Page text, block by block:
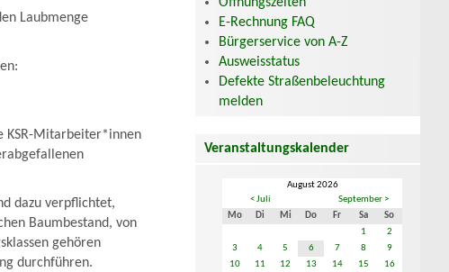
Laubmenge
KSR-Mitarbeiter*innen
dazu verpflichtet,
Baumbestand, von
gehören
durchführen.
E-Rechnung FAQ
Bürgerservice von A-Z
Ausweisstatus
Defekte Straßenbeleuchtung
melden
Veranstaltungskalender
August 2026
< Juli
September >
Mo
Di Mi Do Fr Sa
So
1
2
3
4 5 6 7 8
9
10
11 12 13 14 15
16